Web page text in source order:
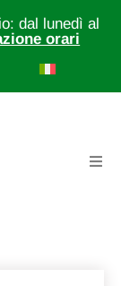
dal lunedì al
orari